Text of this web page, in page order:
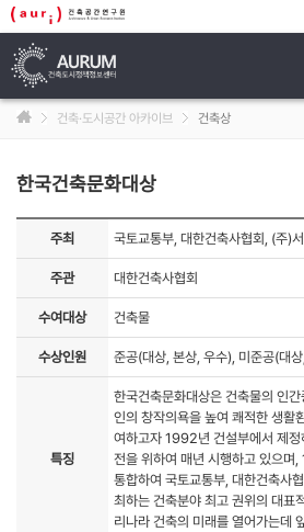
건축·도시공간 아카이브 건축상
한국건축문화대상
주최 국토교통부, 대한건축사협회, (주)
주관 대한건축사협회
수여대상 건축물
수상인원 준공(대상, 본상, 우수), 미준공(대
특징
한국건축문화대상은 건축물의 인
인의 창작의욕을 높여 쾌적한 생활
여하고자 1992년 건설부에서 제
전을 위하여 매년 시행하고 있으며,
통합하여 국토교통부, 대한건축사
최하는 건축분야 최고 권위의 대표
리나라 건축의 미래를 열어가는데